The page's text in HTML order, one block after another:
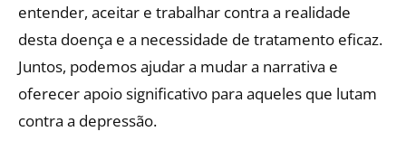
entender, aceitar e trabalhar contra a realidade
desta doença e a necessidade de tratamento eficaz.
Juntos, podemos ajudar a mudar a narrativa e
oferecer apoio significativo para aqueles que lutam
contra a depressão.